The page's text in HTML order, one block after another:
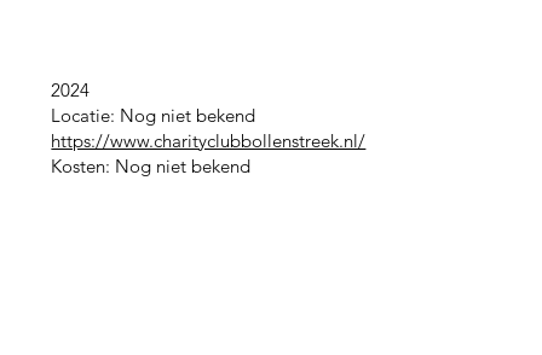
2024
Locatie: Nog niet bekend
https://www.charityclubbollenstreek.nl/
Kosten: Nog niet bekend